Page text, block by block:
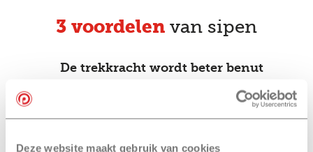
Deze website maakt gebruik van cookies
3 voordelen van sipen
De trekkracht wordt beter benut